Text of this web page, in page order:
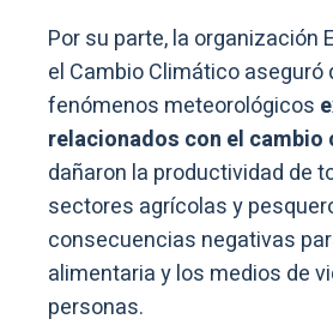
Por su parte, la organización
el Cambio Climático aseguró
fenómenos meteorológicos
relacionados con el
dañaron la productividad de
sectores agrícolas y
consecuencias negativas
alimentaria y los medios de
personas.